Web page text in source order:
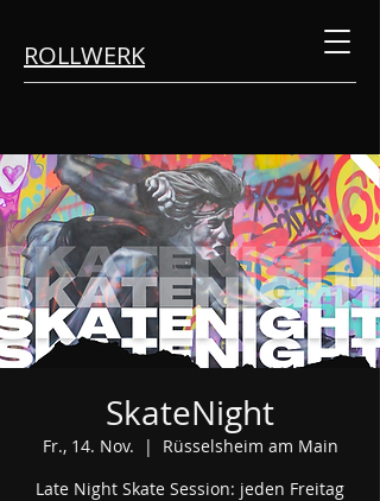
ROLLWERK
SkateNight
Fr., 14. Nov.
  |
Rüsselsheim am Main
Late Night Skate Session: jeden Freitag